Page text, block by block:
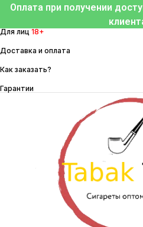
Перейти
содержимому
Оплата при получении
Для лиц 18+
Доставка и оплата
Как заказать?
Гарантии